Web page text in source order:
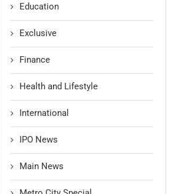
Education
Exclusive
Finance
Health and Lifestyle
International
IPO News
Main News